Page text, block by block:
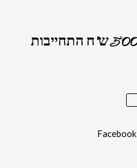
משלוח חינם בקנייה מעל 500 ש"ח התחייבות
Facebook